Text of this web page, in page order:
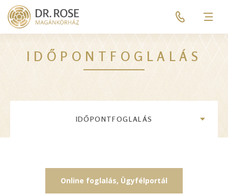
Skip
main
Pre
header
menu
IDŐPONTFOGLALÁS
IDŐPONTFOGLALÁS
Online foglalás, Ügyfélportál